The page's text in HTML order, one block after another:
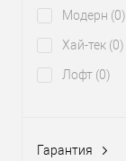
Модерн (0)
Хай-тек (0)
Лофт (0)
Гарантия